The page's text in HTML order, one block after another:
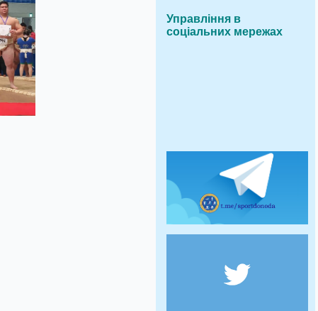
Управління в
соціальних мережах